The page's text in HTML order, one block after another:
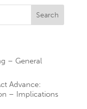
– General
Advance:
– Implications